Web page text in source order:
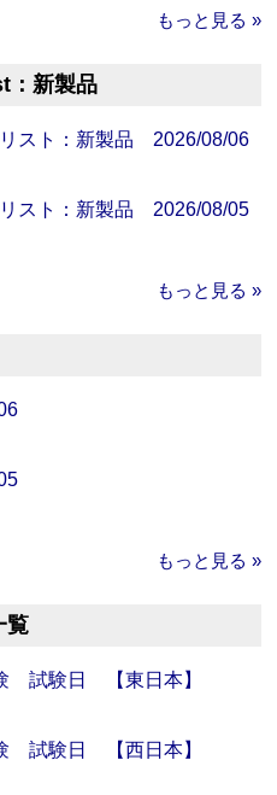
もっと見る »
：新製品
スト：新製品 2026/08/06
スト：新製品 2026/08/05
もっと見る »
もっと見る »
覧
試験日 【東日本】
試験日 【西日本】